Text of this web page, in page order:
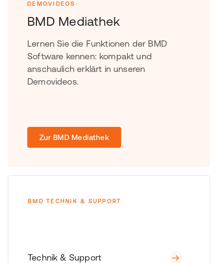
DEMOVIDEOS
BMD Mediathek
Lernen Sie die Funktionen der BMD
Software kennen: kompakt und
anschaulich erklärt in unseren
Demovideos.
Zur BMD Mediathek
BMD TECHNIK & SUPPORT
Technik & Support